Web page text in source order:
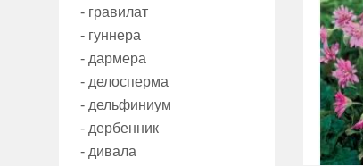
- гравилат
- гуннера
- дармера
- делосперма
- дельфиниум
- дербенник
- дивала